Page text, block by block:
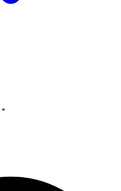
*